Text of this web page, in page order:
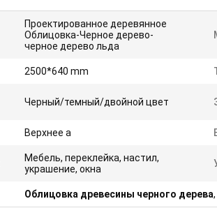
Проектированное деревянное
Облицовка-Черное дерево-
черное дерево льда
2500*640 mm
Черный/темный/двойной цвет
Верхнее a
Мебель, переклейка, настил,
украшение, окна
Облицовка древесины черного дерева,